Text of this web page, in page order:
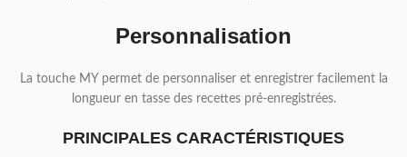
Personnalisation
La touche MY permet de personnaliser et enregistrer facilement la
longueur en tasse des recettes pré-enregistrées.
PRINCIPALES CARACTÉRISTIQUES